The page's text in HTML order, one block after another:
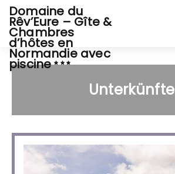
Domaine du
Rêv’Eure – Gîte &
Chambres
d’hôtes en
Normandie avec
piscine
Unterkünfte